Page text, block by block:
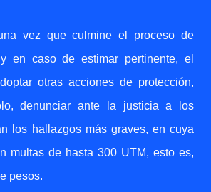
vez que culmine el proceso de
en caso de estimar pertinente, el
otras acciones de protección,
denunciar ante la justicia a los
los hallazgos más graves, en cuya
multas de hasta 300 UTM, esto es,
pesos.